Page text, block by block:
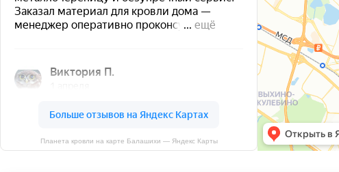
Планета кровли на карте Балашихи — Яндекс Карты